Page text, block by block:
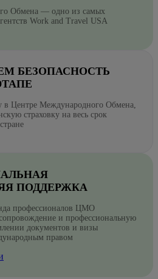
Обмена — одно из самых
Work and Travel USA
БЕЗОПАСНОСТЬ
в Центре Международного Обмена,
страховку на весь срок
ПОДДЕРЖКА
профессионалов ЦМО
и профессиональную
документов и визы
правом